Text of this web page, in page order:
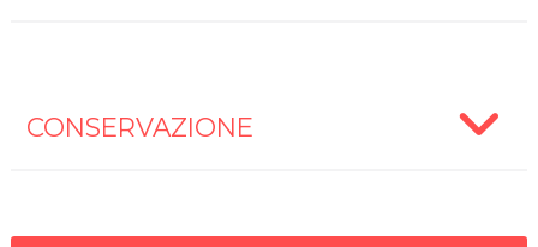
CONSERVAZIONE